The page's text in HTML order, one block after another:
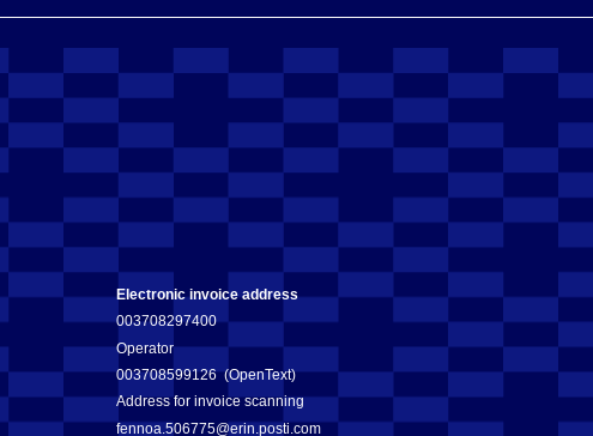
Electronic invoice address
003708297400
Operator
003708599126 (OpenText)
Address for invoice scanning
fennoa.506775@erin.posti.com